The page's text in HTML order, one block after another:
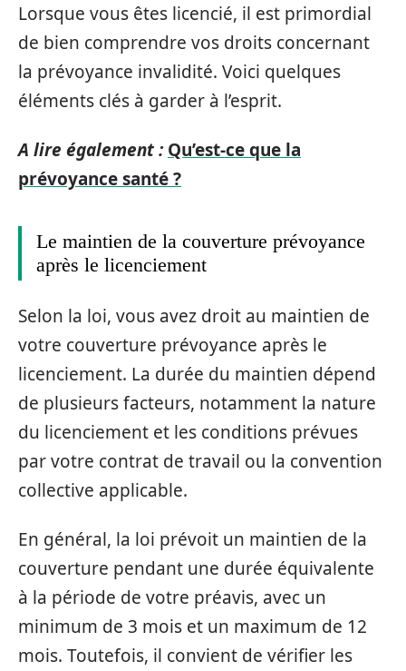
Lorsque vous êtes licencié, il est primordial
de bien comprendre vos droits concernant
la prévoyance invalidité. Voici quelques
éléments clés à garder à l’esprit.
A lire également : Qu’est-ce que la
prévoyance santé ?
Le maintien de la couverture prévoyance
après le licenciement
Selon la loi, vous avez droit au maintien de
votre couverture prévoyance après le
licenciement. La durée du maintien dépend
de plusieurs facteurs, notamment la nature
du licenciement et les conditions prévues
par votre contrat de travail ou la convention
collective applicable.
En général, la loi prévoit un maintien de la
couverture pendant une durée équivalente
à la période de votre préavis, avec un
minimum de 3 mois et un maximum de 12
mois. Toutefois, il convient de vérifier les